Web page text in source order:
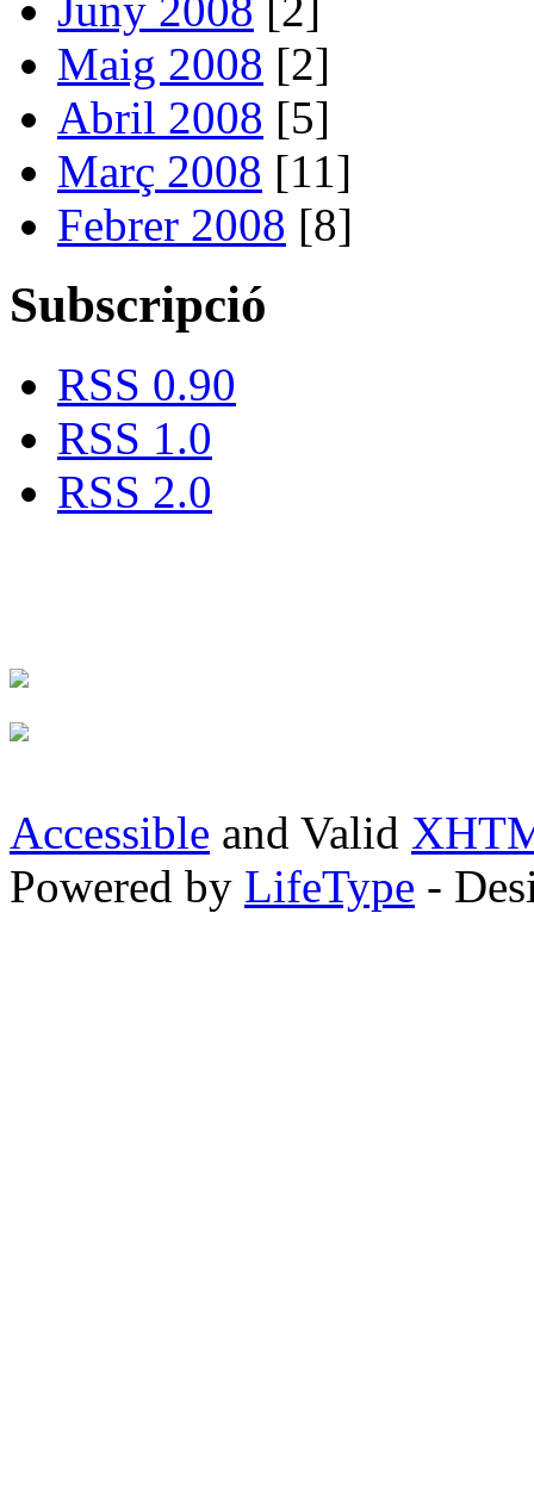
Maig 2008 [2]
Abril 2008 [5]
Març 2008 [11]
Febrer 2008 [8]
Subscripció
RSS 0.90
RSS 1.0
RSS 2.0
Accessible and Valid
Powered by LifeType -